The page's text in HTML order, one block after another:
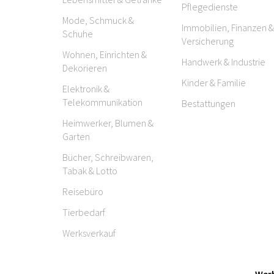
Mode, Schmuck &
Schuhe
Wohnen, Einrichten &
Dekorieren
Elektronik &
Telekommunikation
Heimwerker, Blumen &
Garten
Bücher, Schreibwaren,
Tabak & Lotto
Reisebüro
Tierbedarf
Werksverkauf
Pflegedienste
Immobilien, Finanzen &
Versicherung
Handwerk & Industrie
Kinder & Familie
Bestattungen